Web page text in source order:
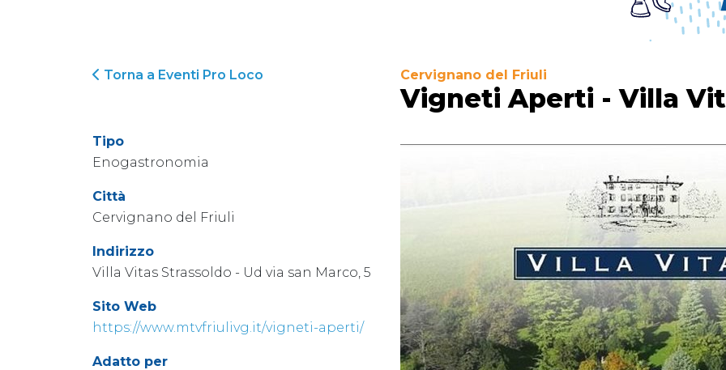
Torna a Eventi Pro Loco
Tipo
Enogastronomia
Città
Cervignano del Friuli
Indirizzo
Villa Vitas Strassoldo - Ud via san Marco, 5
Sito Web
https://www.mtvfriulivg.it/vigneti-aperti/
Adatto per
Cervignano del Friuli
Vigneti Aperti - Villa